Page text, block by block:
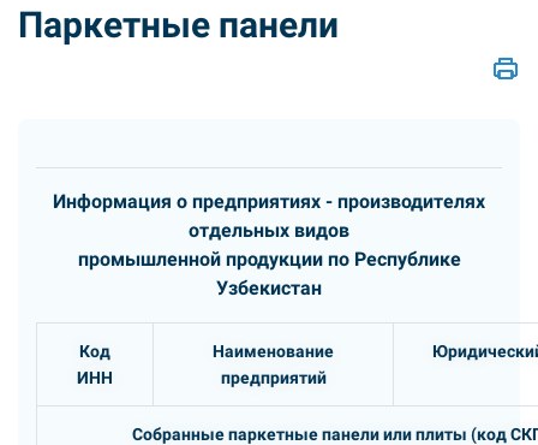
Паркетные панели
Информация о предприятиях - производителях
отдельных видов
промышленной продукции по Республике
Узбекистан
Код
ИНН
Наименование
предприятий
Собранные паркетные панели или плиты (код